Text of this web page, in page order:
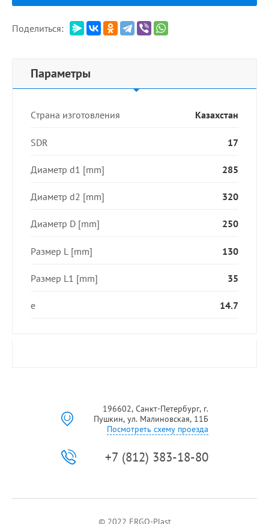
Поделиться:
Параметры
Страна изготовления Казахстан
SDR 17
Диаметр d1 [mm] 285
Диаметр d2 [mm] 320
Диаметр D [mm] 250
Размер L [mm] 130
Размер L1 [mm] 35
e 14.7
196602, Санкт-Петербург, г.
Пушкин, ул. Малиновская, 11Б
Посмотреть схему проезда
+7 (812) 383-18-80
© 2022 ERGO-Plast